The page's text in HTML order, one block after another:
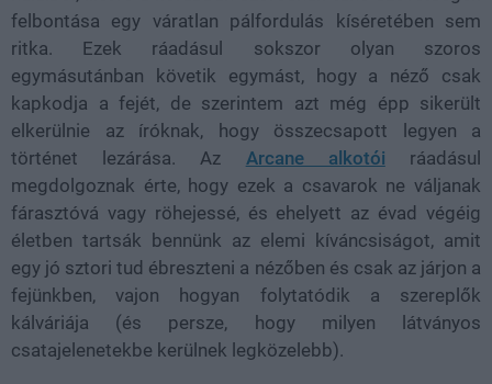
felbontása egy váratlan pálfordulás kíséretében sem
ritka. Ezek ráadásul sokszor olyan szoros
egymásutánban követik egymást, hogy a néző csak
kapkodja a fejét, de szerintem azt még épp sikerült
elkerülnie az íróknak, hogy összecsapott legyen a
történet lezárása. Az Arcane alkotói ráadásul
megdolgoznak érte, hogy ezek a csavarok ne váljanak
fárasztóvá vagy röhejessé, és ehelyett az évad végéig
életben tartsák bennünk az elemi kíváncsiságot, amit
egy jó sztori tud ébreszteni a nézőben és csak az járjon a
fejünkben, vajon hogyan folytatódik a szereplők
kálváriája (és persze, hogy milyen látványos
csatajelenetekbe kerülnek legközelebb).